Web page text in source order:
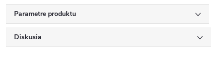
Parametre produktu
Diskusia